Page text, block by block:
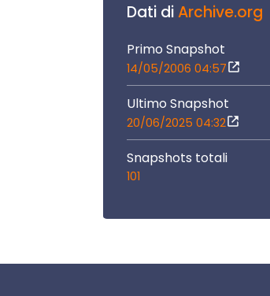
Dati diArchive.org
Primo Snapshot
14/05/2006 04:57
Ultimo Snapshot
20/06/2025 04:32
Snapshots totali
101